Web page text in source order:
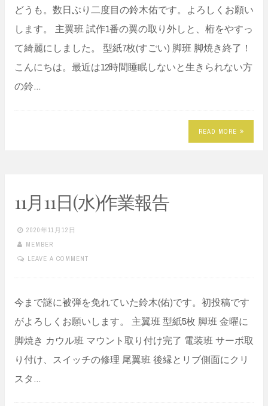
どうも。数日ぶり二度目の鈴木佑です。よろしくお願い
します。 主翼班 試作1番の翼の取り外しと、桁をやすっ
て綺麗にしました。 型紙7枚(すごい) 脚班 脚焼き終了！
こんにちは。最近は12時間睡眠しないと生きられない方
の鈴…
READ MORE
11月11日(水)作業報告
2020年11月12日
MEMBER
LEAVE A COMMENT
今まで謎に被弾を免れていた鈴木(佑)です。初投稿です
がよろしくお願いします。 主翼班 型紙5枚 脚班 金曜に
脚焼き カウル班 マウント取り付け完了 電装班 サーボ取
り付け、スイッチの修理 尾翼班 後縁とリブ側面にクリ
スタ…